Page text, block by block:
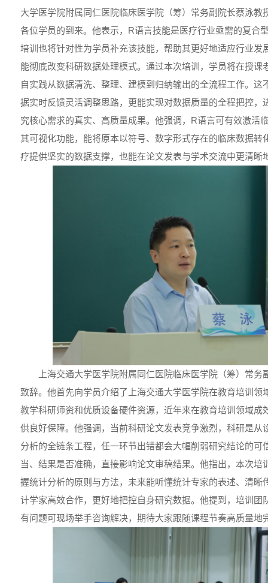
大学医学院附属同仁医院临床医学院（筹）常务副院长蔡泳教
各位学员的到来。他表示，R语言技能是医疗行业亟需的复合
培训也将针对性为学员补充该技能，帮助其更好地适应行业发
能彻底改变科研数据处理模式。通过本次培训，学员将在授课
自实践从数据清洗、整理、建模到归纳输出的全流程工作。这
据实时反馈灵活调整思路，更能实现对数据质量的全程把控，
究核心需求的真实、高质量成果。他强调，R语言可有效激
其可视化功能，能将原本以符号、数字形式存在的临床数据转
疗提供坚实的数据支撑，也能在论文发表与学术交流中更清晰
上海交通大学医学院附属同仁医院临床医学院（筹）常
致辞。他首先向学员介绍了上海交通大学医学院在教育培训领
教学科研师资和优质设备硬件资源，近年来在教育培训领域成
供良好保障。他强调，当前科研论文发表竞争激烈，科研是从
分析的全链条工程，任一环节出错都会大幅削弱研究结论的可
当、结果是否准确，直接影响论文审稿结果。他指出，本次培
握统计分析的原则与方法，未来能听懂统计专家的表述、清晰
计学家高效合作，更好地把控自身研究数据。他提到，培训团
有问题可现场举手咨询解决，期待大家跟随课程节奏高质量地